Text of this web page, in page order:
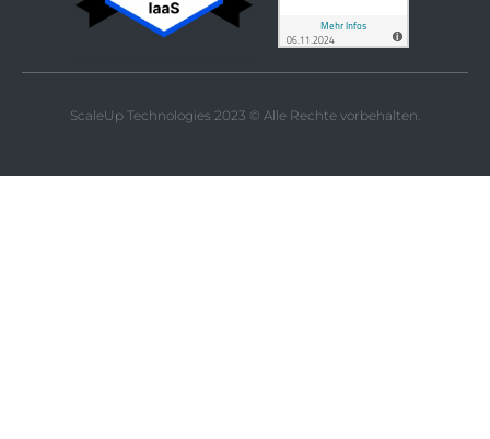
ScaleUp Technologies 2023 © Alle Rechte vorbehalten.